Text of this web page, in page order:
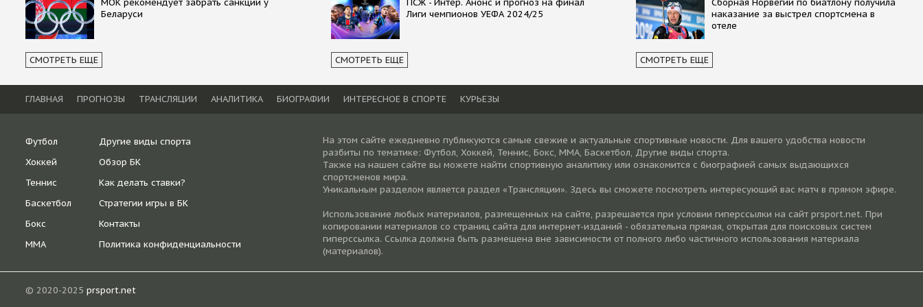
Беларуси
СМОТРЕТЬ ЕЩЕ
Лиги чемпионов УЕФА 2024/25
СМОТРЕТЬ ЕЩЕ
наказание за выстрел спортсмена в
отеле
СМОТРЕТЬ ЕЩЕ
ГЛАВНАЯ ПРОГНОЗЫ ТРАНСЛЯЦИИ АНАЛИТИКА БИОГРАФИИ ИНТЕРЕСНОЕ В СПОРТЕ КУРЬЕЗЫ
Футбол
Хоккей
Теннис
Баскетбол
Бокс
ММА
Другие виды спорта
Обзор БК
Как делать ставки?
Стратегии игры в БК
Контакты
Политика конфиденциальности
На этом сайте ежедневно публикуются самые свежие и актуальные спортивные новости. Для вашего удобства новости
разбиты по тематике: Футбол, Хоккей, Теннис, Бокс, ММА, Баскетбол, Другие виды спорта.
Также на нашем сайте вы можете найти спортивную аналитику или ознакомится с биографией самых выдающихся
спортсменов мира.
Уникальным разделом является раздел «Трансляции». Здесь вы сможете посмотреть интересующий вас матч в прямом эфире.
Использование любых материалов, размещенных на сайте, разрешается при условии гиперссылки на cайт prsport.net. При
копировании материалов со страниц сайта для интернет-изданий - обязательна прямая, открытая для поисковых систем
гиперссылка. Ссылка должна быть размещена вне зависимости от полного либо частичного использования материала
(материалов).
© 2020-2025 prsport.net